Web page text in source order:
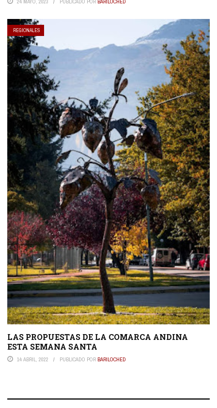
REGIONALES
LAS PROPUESTAS DE LA COMARCA ANDINA
ESTA SEMANA SANTA
14 ABRIL, 2022 PUBLICADO POR BARILOCHED